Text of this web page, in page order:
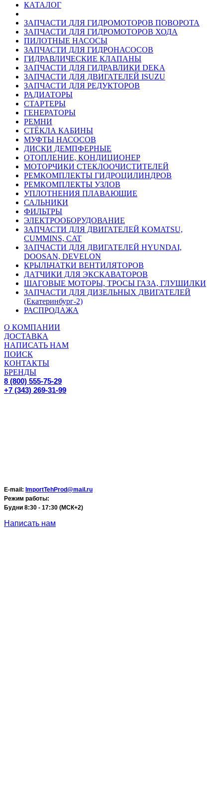
КАТАЛОГ
ЗАПЧАСТИ ДЛЯ ГИДРОМОТОРОВ ПОВОРОТА
ЗАПЧАСТИ ДЛЯ ГИДРОМОТОРОВ ХОДА
ПИЛОТНЫЕ НАСОСЫ
ЗАПЧАСТИ ДЛЯ ГИДРОНАСОСОВ
ГИДРАВЛИЧЕСКИЕ КЛАПАНЫ
ЗАПЧАСТИ ДЛЯ ГИДРАВЛИКИ DEKA
ЗАПЧАСТИ ДЛЯ ДВИГАТЕЛЕЙ ISUZU
ЗАПЧАСТИ ДЛЯ РЕДУКТОРОВ
РАДИАТОРЫ
СТАРТЕРЫ
ГЕНЕРАТОРЫ
РЕМНИ
СТЁКЛА КАБИНЫ
МУФТЫ НАСОСОВ
ДИСКИ ДЕМПФЕРНЫЕ
ОТОПЛЕНИЕ, КОНДИЦИОНЕР
МОТОРЧИКИ СТЕКЛООЧИСТИТЕЛЕЙ
РЕМКОМПЛЕКТЫ ГИДРОЦИЛИНДРОВ
РЕМКОМПЛЕКТЫ УЗЛОВ
УПЛОТНЕНИЯ ПЛАВАЮЩИЕ
САЛЬНИКИ
ФИЛЬТРЫ
ЭЛЕКТРООБОРУДОВАНИЕ
ЗАПЧАСТИ ДЛЯ ДВИГАТЕЛЕЙ KOMATSU,
CUMMINS, CAT
ЗАПЧАСТИ ДЛЯ ДВИГАТЕЛЕЙ HYUNDAI,
DOOSAN, DEVELON
КРЫЛЬЧАТКИ ВЕНТИЛЯТОРОВ
ДАТЧИКИ ДЛЯ ЭКСКАВАТОРОВ
ШАГОВЫЕ МОТОРЫ, ТРОСЫ ГАЗА, ГЛУШИЛКИ
ЗАПЧАСТИ ДЛЯ ДИЗЕЛЬНЫХ ДВИГАТЕЛЕЙ
(Екатеринбург-2)
РАСПРОДАЖА
О КОМПАНИИ
ДОСТАВКА
НАПИСАТЬ НАМ
ПОИСК
КОНТАКТЫ
БРЕНДЫ
8 (800) 555-75-29
+7 (343) 269-31-99
E-mail: ImportTehProd@mail.ru
Режим работы:
Будни 8:30 - 17:30 (МСК+2)
Написать нам